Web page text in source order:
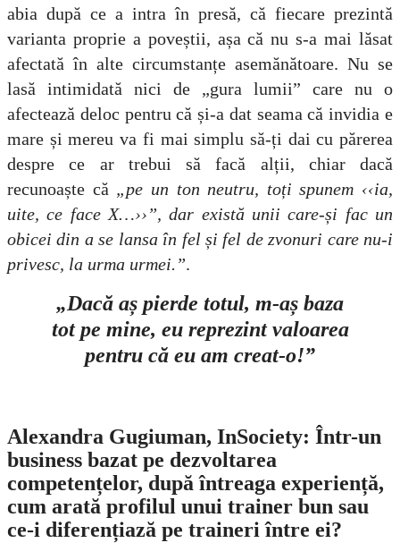
abia după ce a intra în presă, că fiecare prezintă
varianta proprie a poveștii, așa că nu s-a mai lăsat
afectată în alte circumstanțe asemănătoare. Nu se
lasă intimidată nici de „gura lumii” care nu o
afectează deloc pentru că și-a dat seama că invidia e
mare și mereu va fi mai simplu să-ți dai cu părerea
despre ce ar trebui să facă alții, chiar dacă
recunoaște că„pe un ton neutru, toți spunem ‹‹ia,
uite, ce face X…››”, dar există unii care-și fac un
obicei din a se lansa în fel și fel de zvonuri care nu-i
privesc, la urma urmei.”.
„Dacă aș pierde totul, m-aș baza
tot pe mine, eu reprezint valoarea
pentru că eu am creat-o!”
Alexandra Gugiuman, InSociety: Într-un
business bazat pe dezvoltarea
competențelor, după întreaga experiență,
cum arată profilul unui trainer bun sau
ce-i diferențiază pe traineri între ei?